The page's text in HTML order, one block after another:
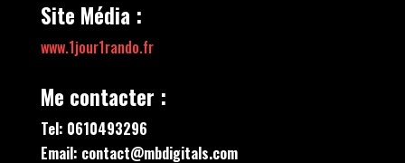
Site Média :
www.1jour1rando.fr
Me contacter :
Tel: 0610493296
Email: contact@mbdigitals.com